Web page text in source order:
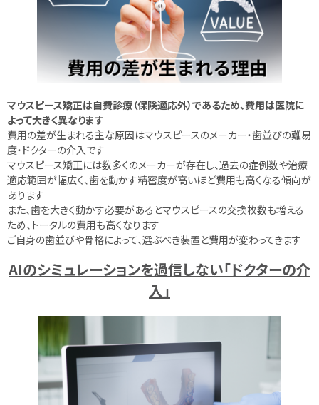
マウスピース矯正は自費診療（保険適応外）であるため、費用は医院に
よって大きく異なります
費用の差が生まれる主な原因はマウスピースのメーカー・歯並びの難易
度・ドクターの介入です
マウスピース矯正には数多くのメーカーが存在し、過去の症例数や治療
適応範囲が幅広く、歯を動かす精密度が高いほど費用も高くなる傾向が
あります
また、歯を大きく動かす必要があるとマウスピースの交換枚数も増える
ため、トータルの費用も高くなります
ご自身の歯並びや骨格によって、選ぶべき装置と費用が変わってきます
AIのシミュレーションを過信しない「ドクターの介
入」